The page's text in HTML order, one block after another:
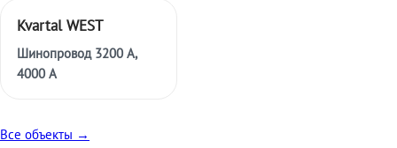
Kvartal WEST
Шинопровод 3200 А,
4000 А
Все объекты →